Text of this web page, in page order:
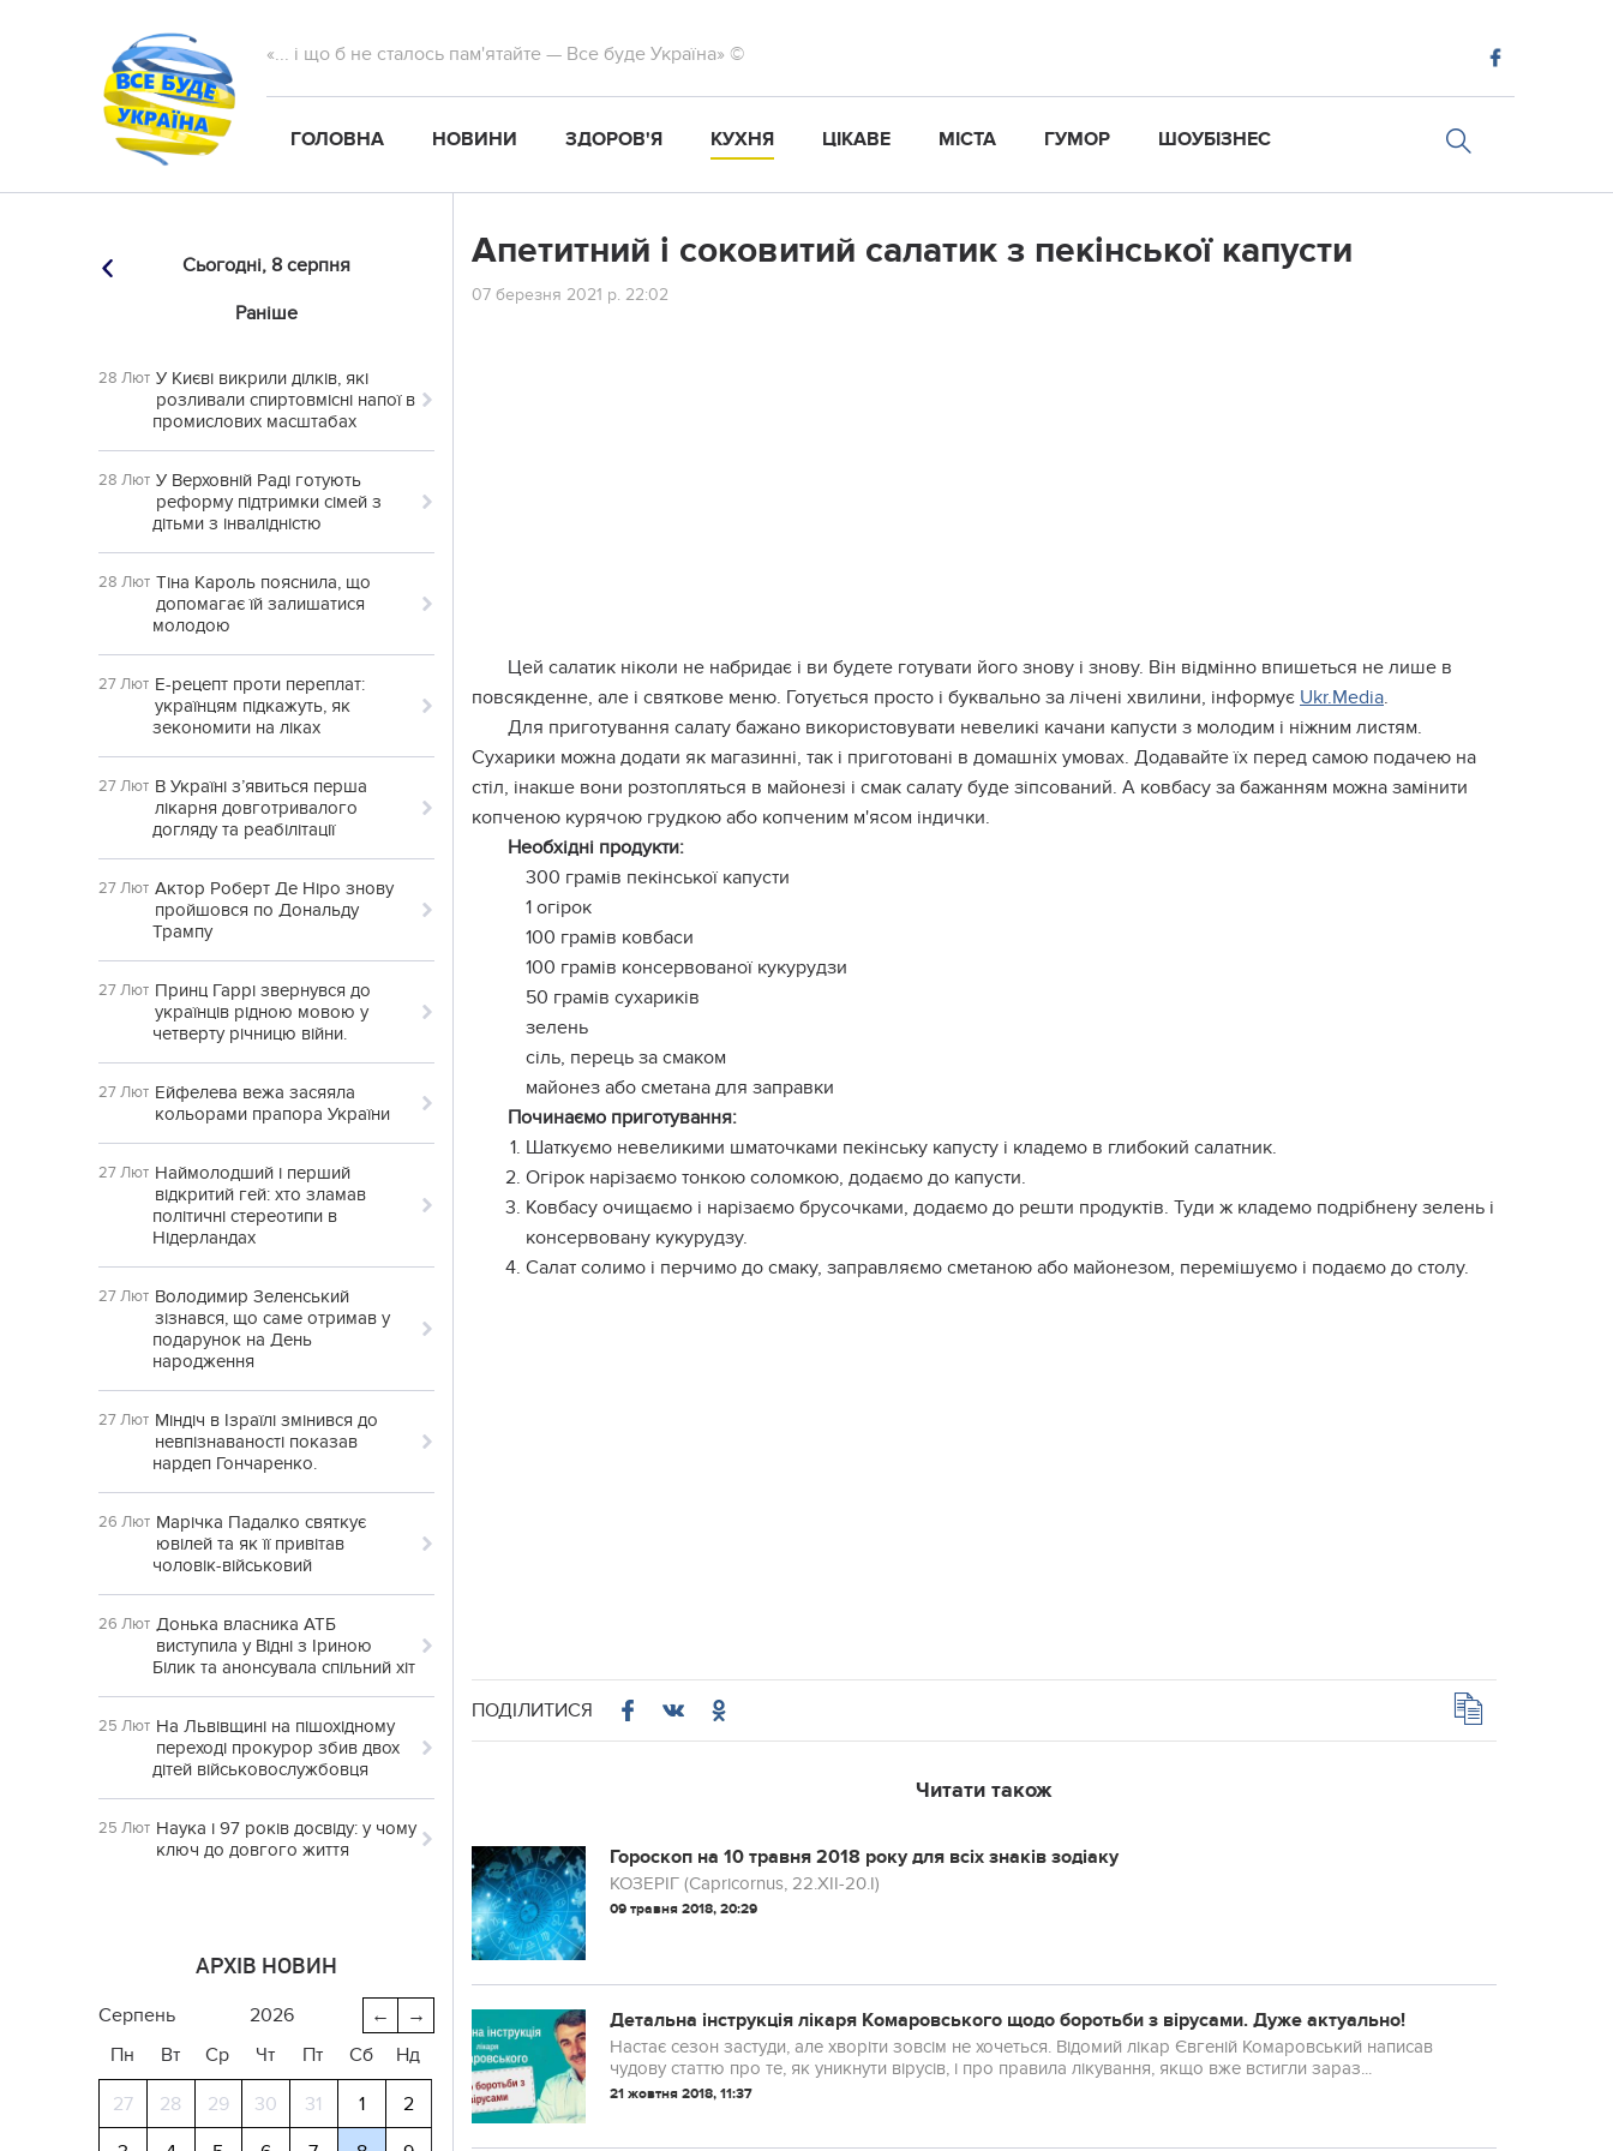
«... і що б не сталось пам'ятайте — Все буде Україна» ©
ГОЛОВНА НОВИНИ ЗДОРОВ'Я КУХНЯ ЦІКАВЕ МІСТА ГУМОР ШОУБІЗНЕС
Сьогодні, 8 серпня
Раніше
28 Лют У Києві викрили ділків, які
розливали спиртовмісні напої в
промислових масштабах
28 Лют У Верховній Раді готують
реформу підтримки сімей з
дітьми з інвалідністю
28 Лют Тіна Кароль пояснила, що
допомагає їй залишатися
молодою
27 Лют Е-рецепт проти переплат:
українцям підкажуть, як
зекономити на ліках
27 Лют В Україні з’явиться перша
лікарня довготривалого
догляду та реабілітації
27 Лют Актор Роберт Де Ніро знову
пройшовся по Дональду
Трампу
27 Лют Принц Гаррі звернувся до
українців рідною мовою у
четверту річницю війни.
27 Лют Ейфелева вежа засяяла
кольорами прапора України
27 Лют Наймолодший і перший
відкритий гей: хто зламав
політичні стереотипи в
Нідерландах
27 Лют Володимир Зеленський
зізнався, що саме отримав у
подарунок на День
народження
27 Лют Міндіч в Ізраїлі змінився до
невпізнаваності показав
нардеп Гончаренко.
26 Лют Марічка Падалко святкує
ювілей та як її привітав
чоловік-військовий
26 Лют Донька власника АТБ
виступила у Відні з Іриною
Білик та анонсувала спільний хіт
25 Лют На Львівщині на пішохідному
переході прокурор збив двох
дітей військовослужбовця
25 Лют Наука і 97 років досвіду: у чому
ключ до довгого життя
АРХІВ НОВИН
→
←
серпень
2026
Пн
Вт Ср Чт Пт Сб Нд
27 28 29 30 31 1
2
Апетитний і соковитий салатик з пекінської капусти
07 березня 2021 р. 22:02
Цей салатик ніколи не набридає і ви будете готувати його знову і знову. Він відмінно впишеться не лише в
повсякденне, але і святкове меню. Готується просто і буквально за лічені хвилини, інформує Ukr.Media.
Для приготування салату бажано використовувати невеликі качани капусти з молодим і ніжним листям.
Сухарики можна додати як магазинні, так і приготовані в домашніх умовах. Додавайте їх перед самою подачею на
стіл, інакше вони розтопляться в майонезі і смак салату буде зіпсований. А ковбасу за бажанням можна замінити
копченою курячою грудкою або копченим м'ясом індички.
Необхідні продукти:
300 грамів пекінської капусти
1 огірок
100 грамів ковбаси
100 грамів консервованої кукурудзи
50 грамів сухариків
зелень
сіль, перець за смаком
майонез або сметана для заправки
Починаємо приготування:
Шаткуємо невеликими шматочками пекінську капусту і кладемо в глибокий салатник.
Огірок нарізаємо тонкою соломкою, додаємо до капусти.
Ковбасу очищаємо і нарізаємо брусочками, додаємо до решти продуктів. Туди ж кладемо подрібнену зелень і
консервовану кукурудзу.
Салат солимо і перчимо до смаку, заправляємо сметаною або майонезом, перемішуємо і подаємо до столу.
ПОДІЛИТИСЯ
Читати також
Гороскоп на 10 травня 2018 року для всіх знаків зодіаку
КОЗЕРІГ (Capricornus, 22.XII-20.I)
09 травня 2018, 20:29
Детальна інструкція лікаря Комаровського щодо боротьби з вірусами. Дуже актуально!
Настає сезон застуди, але хворіти зовсім не хочеться. Відомий лікар Євгеній Комаровський написав
чудову статтю про те, як уникнути вірусів, і про правила лікування, якщо вже встигли зараз...
21 жовтня 2018, 11:37